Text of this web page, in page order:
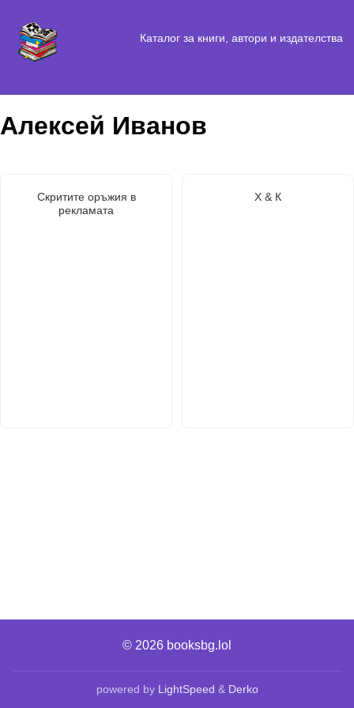
Каталог за книги, автори и издателства
Алексей Иванов
Скритите оръжия в
рекламата
Х & К
© 2026 booksbg.lol
powered by LightSpeed & Derko